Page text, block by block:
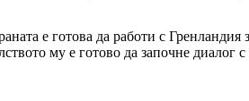
е готова да работи с Гренландия
му е готово да започне